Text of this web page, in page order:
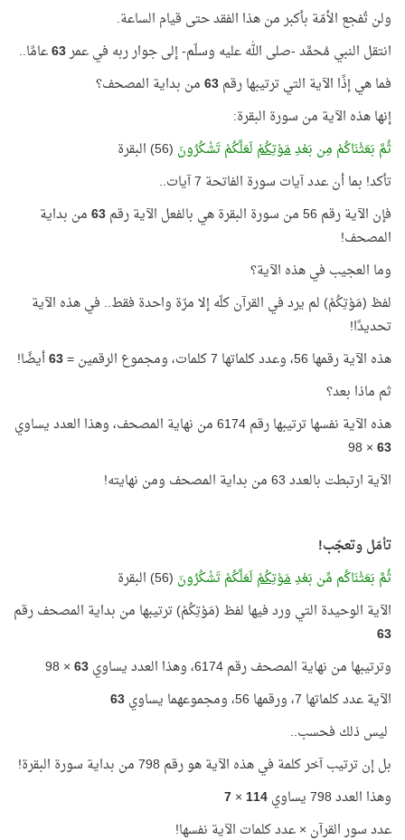
ولن تُفجع الأمّة بأكبر من هذا الفقد حتى قيام الساعة.
انتقل النبي مُحمَّد -صلى الله عليه وسلّم- إلى جوار ربه في عمر63عامًا..
فما هي إذًا الآية التي ترتيبها رقم63من بداية المصحف؟
إنها هذه الآية من سورة البقرة:
ثُمَّ بَعَثْنَاكُمْ مِن بَعْدِمَوْتِكُمْلَعَلَّكُمْ تَشْكُرُونَ (56) البقرة
تأكد! بما أن عدد آيات سورة الفاتحة 7 آيات..
فإن الآية رقم 56 من سورة البقرة هي بالفعل الآية رقم
63من بداية
المصحف!
وما العجيب في هذه الآية؟
لفظ (مَوْتِكُمْ) لم يرد في القرآن كلّه إلا مرّة واحدة فقط.. في هذه الآية
تحديدًا!
هذه الآية رقمها 56، وعدد كلماتها 7 كلمات، ومجموع الرقمين =
63أيضًا!
ثم ماذا بعد؟
هذه الآية نفسها ترتيبها رقم 6174 من نهاية المصحف، وهذا العدد يساوي
63
× 98
الآية ارتبطت بالعدد 63 من بداية المصحف ومن نهايته!
تأمّل وتعجّب!
ثُمَّ بَعَثْنَاكُم مِّن بَعْدِمَوْتِكُمْلَعَلَّكُمْ تَشْكُرُونَ (56) البقرة
الآية الوحيدة التي ورد فيها لفظ (مَوْتِكُمْ) ترتيبها من بداية المصحف رقم
63
وترتيبها من نهاية المصحف رقم 6174، وهذا العدد يساوي
63
× 98
الآية عدد كلماتها 7، ورقمها 56، ومجموعهما يساوي
63
ليس ذلك فحسب..
بل إن ترتيب آخر كلمة في هذه الآية هو رقم 798 من بداية سورة البقرة!
وهذا العدد 798 يساوي
114
×
عدد سور القرآن × عدد كلمات الآية نفسها!